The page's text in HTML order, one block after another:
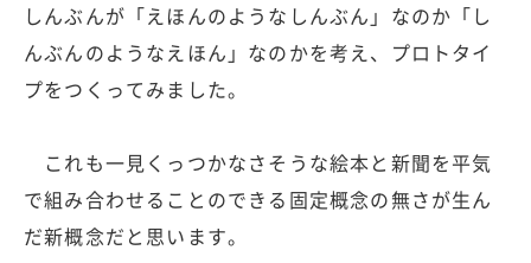
しんぶんが「えほんのようなしんぶん」なのか「し
んぶんのようなえほん」なのかを考え、プロトタイ
プをつくってみました。
これも一見くっつかなさそうな絵本と新聞を平気
で組み合わせることのできる固定概念の無さが生ん
だ新概念だと思います。